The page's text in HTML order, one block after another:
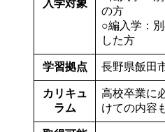
入学対象
の方
○編入学：
した方
学習拠点 長野県飯田
カリキュ
ラム
高校卒業に
けての内容